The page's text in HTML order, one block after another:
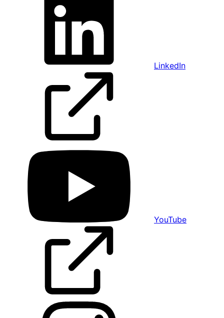
LinkedIn
YouTube